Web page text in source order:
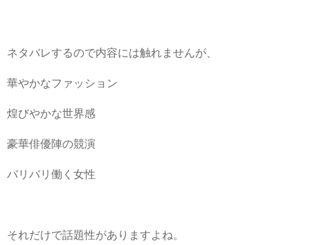
ネタバレするので内容には触れませんが、
華やかなファッション
煌びやかな世界感
豪華俳優陣の競演
バリバリ働く女性
それだけで話題性がありますよね。